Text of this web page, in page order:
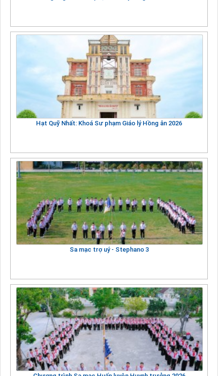
Hạt Quỹ Nhất: Khoá Sư phạm Giáo lý Hồng ân 2026
Sa mạc trợ uý - Stephano 3